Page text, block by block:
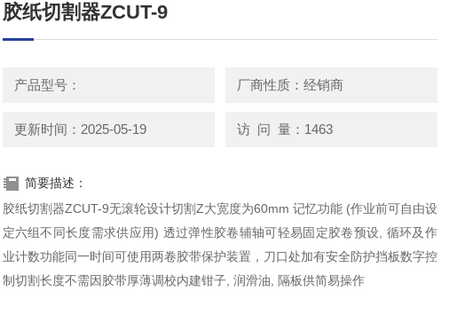
胶纸切割器ZCUT-9
产品型号： 厂商性质：经销商
更新时间：2025-05-19 访 问 量：1463
简要描述：
胶纸切割器ZCUT-9无滚轮设计切割Z大宽度为60mm 记忆功能 (作业前可自由设
定六组不同长度需求供应用) 透过弹性胶卷辅轴可轻易固定胶卷预设, 循环及作
业计数功能同一时间可使用两卷胶带保护装置，刀口处加有安全防护挡板数字控
制切割长度不需因胶带厚薄调校内建钳子, 润滑油, 隔板供简易操作